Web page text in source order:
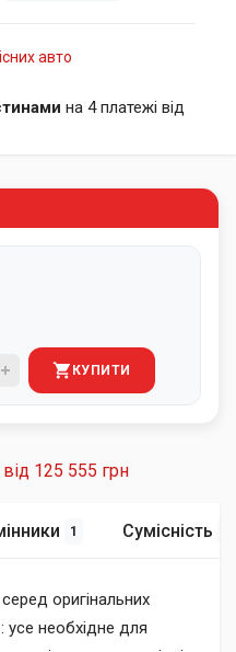
авто
на 4 платежі від
КУПИТИ
Ще 22 пропозиції від 125 555 грн
1 Сумісність
оригінальних
усе необхідне для